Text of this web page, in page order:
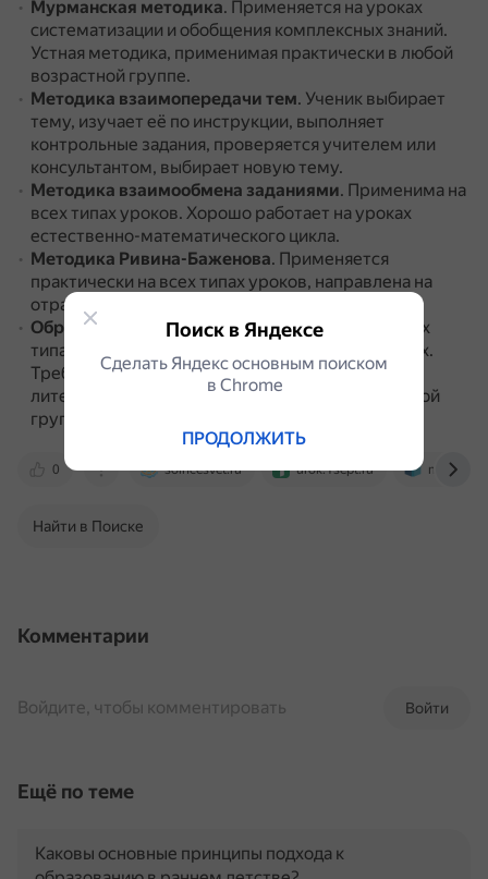
Мурманская методика. Применяется на уроках
систематизации и обобщения комплексных знаний.
Устная методика, применимая практически в любой
возрастной группе.
Методика взаимопередачи тем. Ученик выбирает
тему, изучает её по инструкции, выполняет
контрольные задания, проверяется учителем или
консультантом, выбирает новую тему.
Методика взаимообмена заданиями. Применима на
всех типах уроков. Хорошо работает на уроках
естественно-математического цикла.
Методика Ривина-Баженова. Применяется
практически на всех типах уроков, направлена на
отработку нового знания и коррекцию.
Обратная методика Ривина.Применима на всех
типах уроков, лучше работает в старших классах.
Требует устойчивых навыков работы с любой
литературой и подведения итогов работы в малой
группе.
0 solncesvet.ru urok.1sept.ru
Найти в Поиске
Комментарии
Войти
Войдите, чтобы комментировать
Ещё по теме
Каковы основные принципы подхода к
Поиск в Яндексе
Сделать Яндекс основным поиском
в Сhrome
ПРОДОЛЖИТЬ